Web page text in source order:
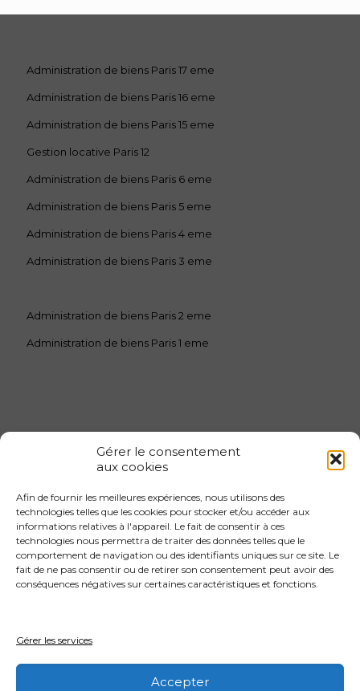
Gérer le consentement
aux cookies
Afin de fournir les meilleures expériences, nous utilisons des
technologies telles que les cookies pour stocker et/ou accéder aux
informations relatives à l'appareil. Le fait de consentir à ces
technologies nous permettra de traiter des données telles que le
comportement de navigation ou des identifiants uniques sur ce site. Le
fait de ne pas consentir ou de retirer son consentement peut avoir des
conséquences négatives sur certaines caractéristiques et fonctions.
Gérer les services
Accepter
Administration de biens Paris 17 eme
Administration de biens Paris 16 eme
Administration de biens Paris 15 eme
Gestion locative Paris 12
Administration de biens Paris 6 eme
Administration de biens Paris 5 eme
Administration de biens Paris 4 eme
Administration de biens Paris 3 eme
Administration de biens Paris 2 eme
Administration de biens Paris 1 eme
Gestion locative 1er arrondissement
Gestion locative 2eme arrondissement
Gestion locative 3eme arrondissement
Gestion locative 4eme arrondissement
Gestion locative 5eme arrondissement
Gestion locative 6eme arrondissement